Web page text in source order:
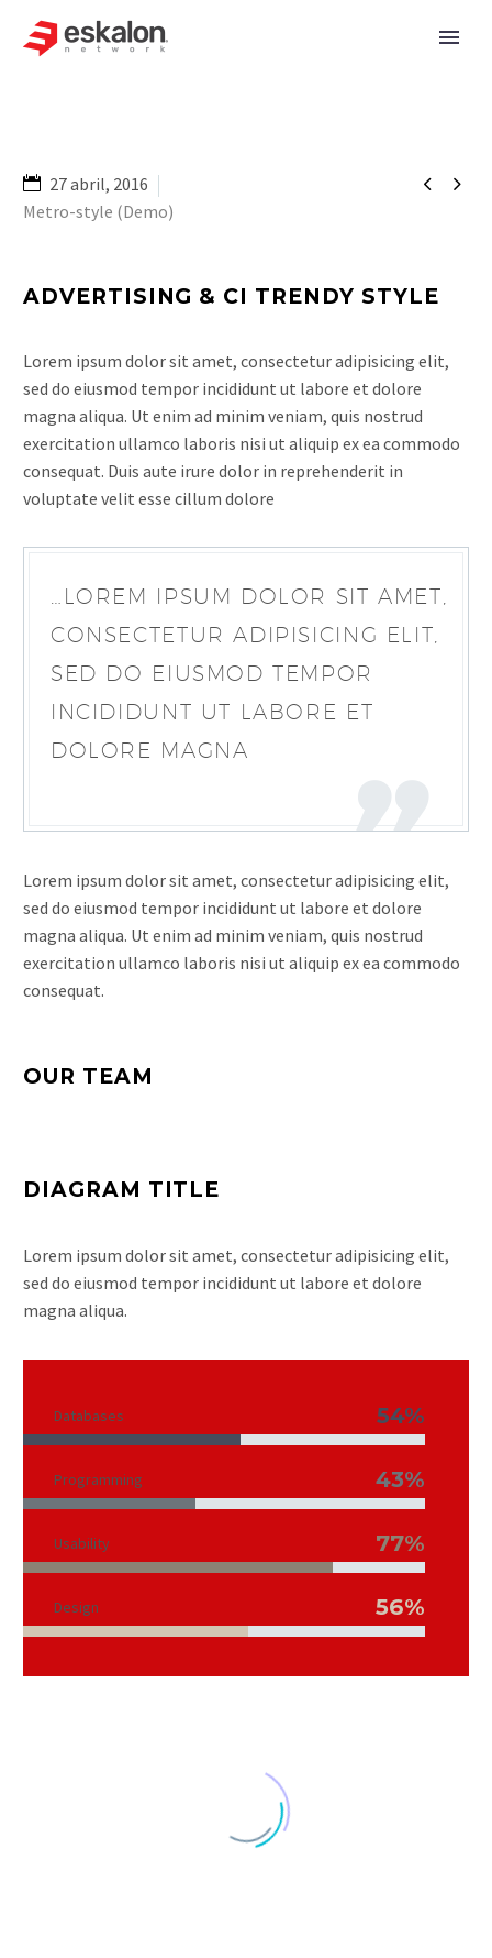
 
27 abril, 2016
Metro-style (Demo)
ADVERTISING & CI TRENDY STYLE
Lorem ipsum dolor sit amet, consectetur adipisicing elit,
sed do eiusmod tempor incididunt ut labore et dolore
magna aliqua. Ut enim ad minim veniam, quis nostrud
exercitation ullamco laboris nisi ut aliquip ex ea commodo
consequat. Duis aute irure dolor in reprehenderit in
voluptate velit esse cillum dolore
…LOREM IPSUM DOLOR SIT AMET,
CONSECTETUR ADIPISICING ELIT,
SED DO EIUSMOD TEMPOR
INCIDIDUNT UT LABORE ET
DOLORE MAGNA
Lorem ipsum dolor sit amet, consectetur adipisicing elit,
sed do eiusmod tempor incididunt ut labore et dolore
magna aliqua. Ut enim ad minim veniam, quis nostrud
exercitation ullamco laboris nisi ut aliquip ex ea commodo
consequat.
OUR TEAM
DIAGRAM TITLE
Lorem ipsum dolor sit amet, consectetur adipisicing elit,
sed do eiusmod tempor incididunt ut labore et dolore
magna aliqua.
Databases 54%
Programming 43%
Usability 77%
Design 56%